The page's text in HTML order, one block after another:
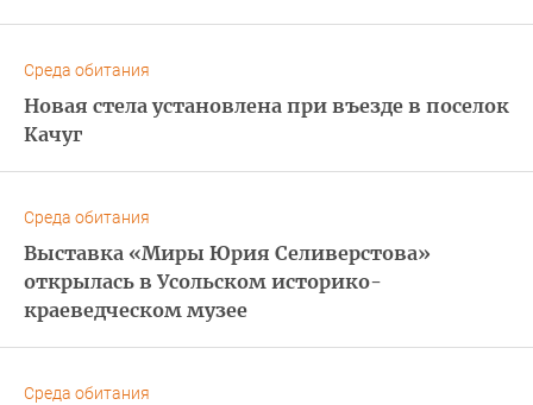
Среда обитания
Новая стела установлена при въезде в поселок
Качуг
Среда обитания
Выставка «Миры Юрия Селиверстова»
открылась в Усольском историко-
краеведческом музее
Среда обитания